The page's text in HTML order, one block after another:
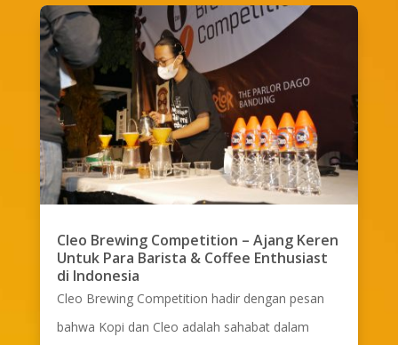
Cleo Brewing Competition – Ajang Keren
Untuk Para Barista & Coffee Enthusiast
di Indonesia
Cleo Brewing Competition hadir dengan pesan
bahwa Kopi dan Cleo adalah sahabat dalam